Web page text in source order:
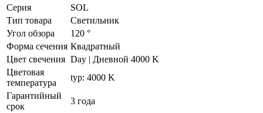
Серия
SOL
Тип товара
Светильник
Угол обзора
120 °
Форма сечения Квадратный
Цвет свечения Day | Дневной 4000 K
Цветовая
температура
typ: 4000 K
Гарантийный
срок
3 года